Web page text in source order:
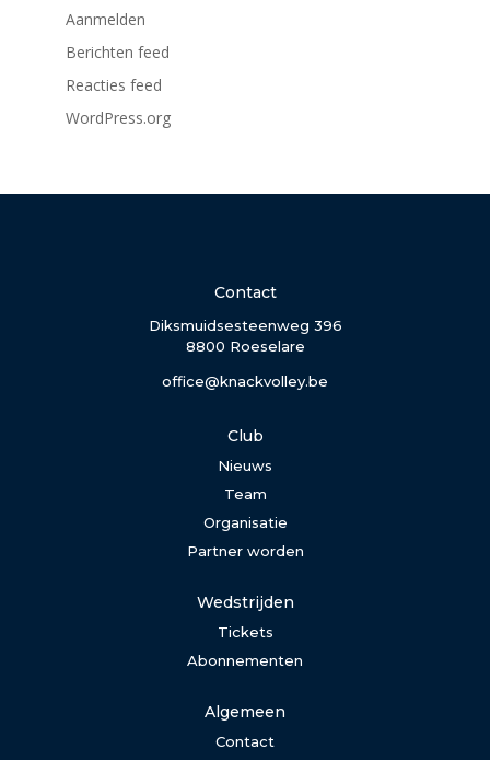
Aanmelden
Berichten feed
Reacties feed
WordPress.org
Contact
Diksmuidsesteenweg 396
8800 Roeselare
office@knackvolley.be
Club
Nieuws
Team
Organisatie
Partner worden
Wedstrijden
Tickets
Abonnementen
Algemeen
Contact